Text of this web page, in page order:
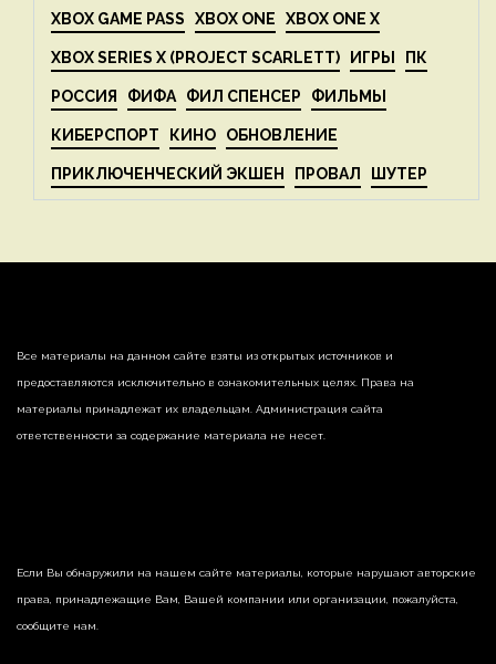
XBOX GAME PASS XBOX ONE XBOX ONE X
XBOX SERIES X (PROJECT SCARLETT) ИГРЫ ПК
РОССИЯ ФИФА ФИЛ СПЕНСЕР ФИЛЬМЫ
КИБЕРСПОРТ КИНО ОБНОВЛЕНИЕ
ПРИКЛЮЧЕНЧЕСКИЙ ЭКШЕН ПРОВАЛ ШУТЕР
Все материалы на данном сайте взяты из открытых источников и
предоставляются исключительно в ознакомительных целях. Права на
материалы принадлежат их владельцам. Администрация сайта
ответственности за содержание материала не несет.
Если Вы обнаружили на нашем сайте материалы, которые нарушают авторские
права, принадлежащие Вам, Вашей компании или организации, пожалуйста,
сообщите нам.